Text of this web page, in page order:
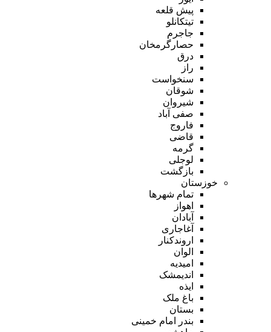
پیش قلعه
تیتکانلو
جاجرم
حصارگرمخان
درق
راز
سنخواست
شوقان
شیروان
صفی آباد
فاروج
قاضی
گرمه
لوجلی
بازگشت
خوزستان
تمام شهر‌ها
اهواز
آبادان
آغاجاری
اروندکنار
الوان
امیدیه
اندیمشک
ایذه
باغ ملک
بستان
بندر امام خمینی